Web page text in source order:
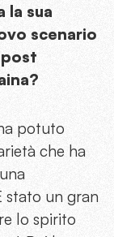
la sua
scenario
potuto
che ha
stato un gran
lo spirito